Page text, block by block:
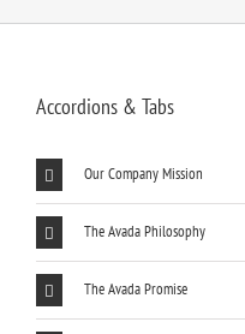
Accordions & Tabs
Our Company Mission
The Avada Philosophy
The Avada Promise